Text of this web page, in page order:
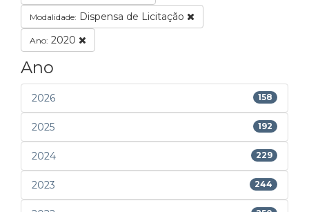
Modalidade: Dispensa de Licitação
Ano: 2020
Ano
2026 158
2025 192
2024 229
2023 244